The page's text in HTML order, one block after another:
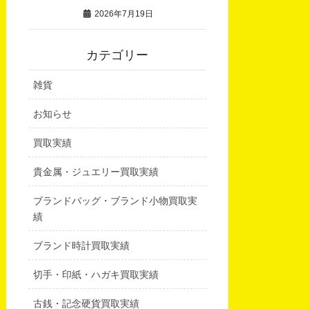
2026年7月19日
カテゴリー
雑貨
お知らせ
買取実績
貴金属・ジュエリー買取実績
ブランドバッグ・ブランド小物買取実
績
ブランド時計買取実績
切手・印紙・ハガキ買取実績
古銭・記念硬貨買取実績